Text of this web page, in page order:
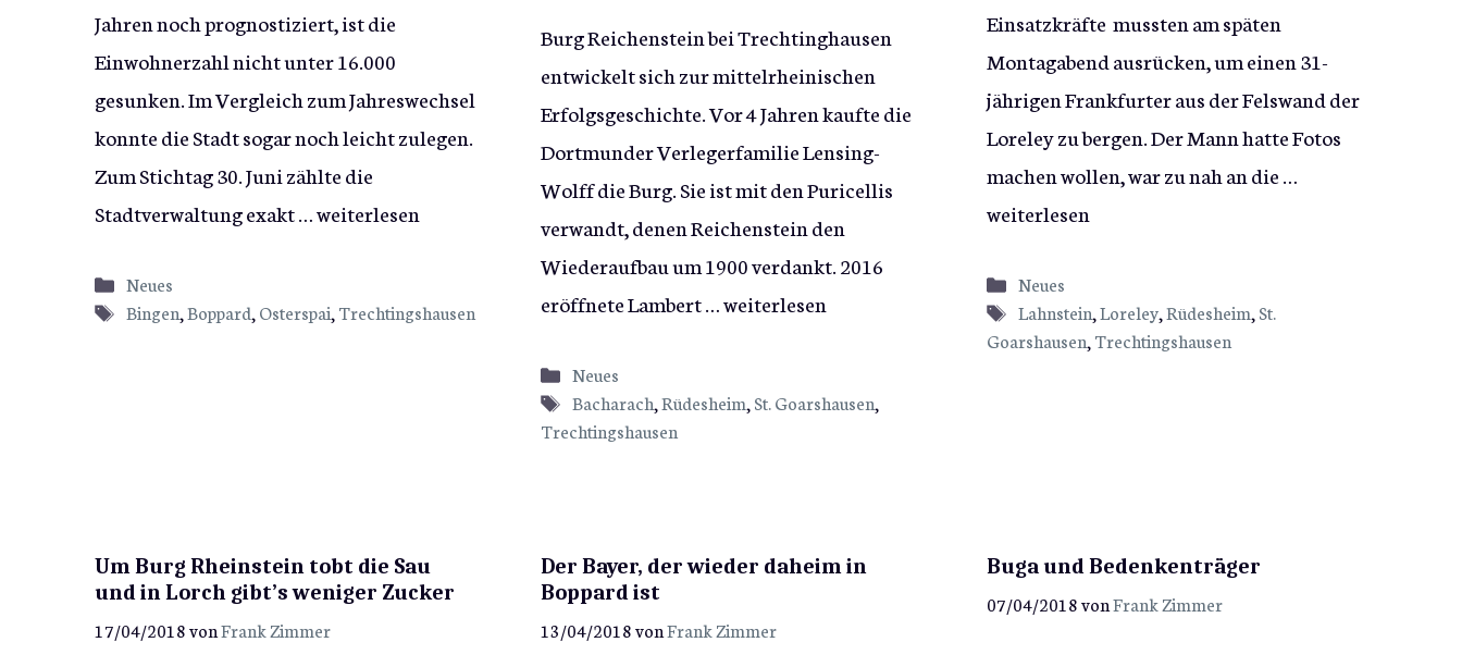
Jahren noch prognostiziert, ist die
Einwohnerzahl nicht unter 16.000
gesunken. Im Vergleich zum Jahreswechsel
konnte die Stadt sogar noch leicht zulegen.
Zum Stichtag 30. Juni zählte die
Stadtverwaltung exakt …weiterlesen
Kategorien
Neues
Schlagwörter
Bingen,Boppard,Osterspai,Trechtingshausen
Burg Reichenstein bei Trechtinghausen
entwickelt sich zur mittelrheinischen
Erfolgsgeschichte. Vor 4 Jahren kaufte die
Dortmunder Verlegerfamilie Lensing-
Wolff die Burg. Sie ist mit den Puricellis
verwandt, denen Reichenstein den
Wiederaufbau um 1900 verdankt. 2016
eröffnete Lambert …weiterlesen
Kategorien
Neues
Schlagwörter
Bacharach,Rüdesheim,St. Goarshausen,
Trechtingshausen
Einsatzkräfte mussten am späten
Montagabend ausrücken, um einen 31-
jährigen Frankfurter aus der Felswand der
Loreley zu bergen. Der Mann hatte Fotos
machen wollen, war zu nah an die …
weiterlesen
Kategorien
Neues
Schlagwörter
Lahnstein,Loreley,Rüdesheim,St.
Goarshausen,Trechtingshausen
Um Burg Rheinstein tobt die Sau
und in Lorch gibt’s weniger Zucker
17/04/2018vonFrank Zimmer
Der Bayer, der wieder daheim in
Boppard ist
13/04/2018vonFrank Zimmer
Buga und Bedenkenträger
07/04/2018vonFrank Zimmer